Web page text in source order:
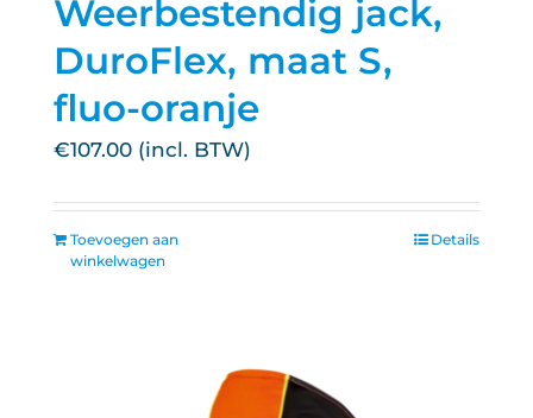
Weerbestendig jack,
DuroFlex, maat S,
fluo-oranje
€107.00
Toevoegen aan
winkelwagen
Details